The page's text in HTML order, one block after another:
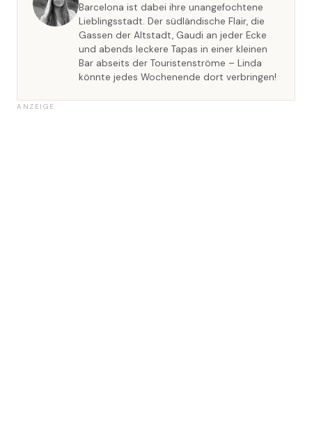
Barcelona ist dabei ihre unangefochtene
Lieblingsstadt. Der südländische Flair, die
Gassen der Altstadt, Gaudi an jeder Ecke
und abends leckere Tapas in einer kleinen
Bar abseits der Touristenströme – Linda
könnte jedes Wochenende dort verbringen!
ANZEIGE